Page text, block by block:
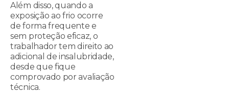
Além disso, quando a
exposição ao frio ocorre
de forma frequente e
sem proteção eficaz, o
trabalhador tem direito ao
adicional de insalubridade,
desde que fique
comprovado por avaliação
técnica.